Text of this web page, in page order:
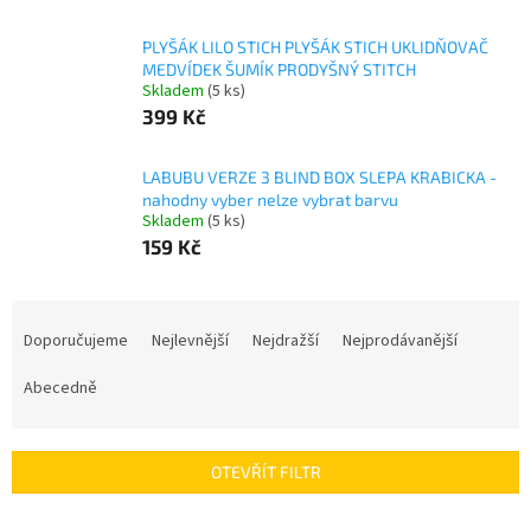
PLYŠÁK LILO STICH PLYŠÁK STICH UKLIDŇOVAČ
MEDVÍDEK ŠUMÍK PRODYŠNÝ STITCH
Skladem (5 ks)
399 Kč
LABUBU VERZE 3 BLIND BOX SLEPA KRABICKA -
nahodny vyber nelze vybrat barvu
Skladem (5 ks)
159 Kč
r
Doporučujeme Nejlevnější Nejdražší
Nejprodávanější
Abecedně
OTEVŘÍT FILTR